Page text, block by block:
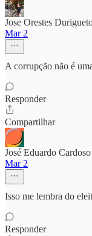
Jose Orestes
Mar 2
A corrupção não é
Responder
Compartilhar
José Eduardo Cardoso
Mar 2
Isso me lembra do
Responder